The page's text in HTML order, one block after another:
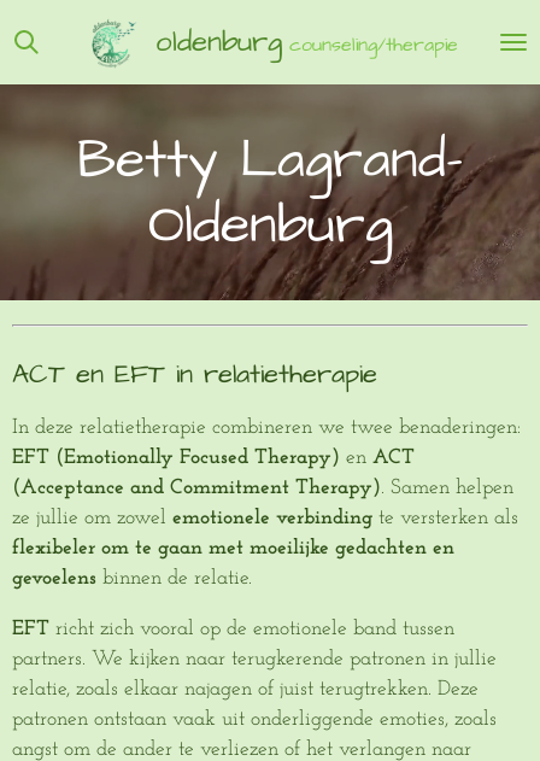
Ga
direct
naar
hoofdinhoud
oldenburg counseling/therapie
Betty Lagrand-
Oldenburg
ACT en EFT in relatietherapie
In deze relatietherapie combineren we twee benaderingen:
EFT (Emotionally Focused Therapy) en ACT
(Acceptance and Commitment Therapy). Samen helpen
ze jullie om zowel emotionele verbinding te versterken als
flexibeler om te gaan met moeilijke gedachten en
gevoelens binnen de relatie.
EFT richt zich vooral op de emotionele band tussen
partners. We kijken naar terugkerende patronen in jullie
relatie, zoals elkaar najagen of juist terugtrekken. Deze
patronen ontstaan vaak uit onderliggende emoties, zoals
angst om de ander te verliezen of het verlangen naar